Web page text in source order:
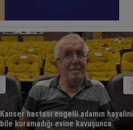
Kanser hastası engelli adamın hayalini
bile kuramadığı evine kavuşunca